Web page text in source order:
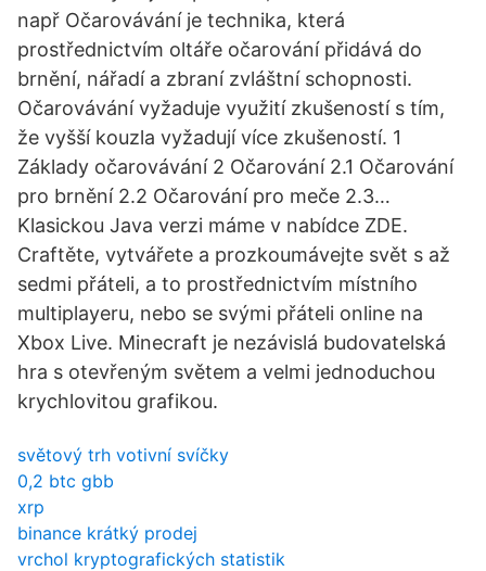
např Očarovávání je technika, která
prostřednictvím oltáře očarování přidává do
brnění, nářadí a zbraní zvláštní schopnosti.
Očarovávání vyžaduje využití zkušeností s tím,
že vyšší kouzla vyžadují více zkušeností. 1
Základy očarovávání 2 Očarování 2.1 Očarování
pro brnění 2.2 Očarování pro meče 2.3…
Klasickou Java verzi máme v nabídce ZDE.
Craftěte, vytvářete a prozkoumávejte svět s až
sedmi přáteli, a to prostřednictvím místního
multiplayeru, nebo se svými přáteli online na
Xbox Live. Minecraft je nezávislá budovatelská
hra s otevřeným světem a velmi jednoduchou
krychlovitou grafikou.
světový trh votivní svíčky
0,2 btc gbb
xrp
binance krátký prodej
vrchol kryptografických statistik